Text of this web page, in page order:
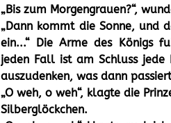
„Bis zum Morgengrauen?“,
„Dann kommt die Sonne, und
ein...“ Die Arme des Königs
jeden Fall ist am Schluss
auszudenken, was dann
„O weh, o weh“, klagte die
Silberglöckchen.